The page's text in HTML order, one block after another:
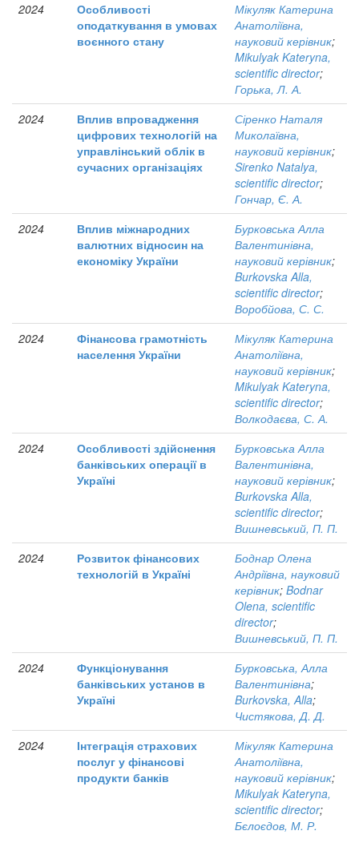
2024
Особливості
оподаткування в умовах
воєнного стану
Мікуляк Катерина
Анатоліївна,
науковий керівник;
Mikulyak Kateryna,
scientific director;
Горька, Л. А.
2024
Вплив впровадження
цифрових технологій на
управлінський облік в
сучасних організаціях
Сіренко Наталя
Миколаївна,
науковий керівник;
Sirenko Natalya,
scientific director;
Гончар, Є. А.
2024
Вплив міжнародних
валютних відносин на
економіку України
Бурковська Алла
Валентинівна,
науковий керівник;
Burkovska Alla,
scientific director;
Воробйова, С. С.
2024
Фінансова грамотність
населення України
Мікуляк Катерина
Анатоліївна,
науковий керівник;
Mikulyak Kateryna,
scientific director;
Волкодаєва, С. А.
2024
Особливості здійснення
банківських операції в
Україні
Бурковська Алла
Валентинівна,
науковий керівник;
Burkovska Alla,
scientific director;
Вишневський, П. П.
2024
Розвиток фінансових
технологій в Україні
Боднар Олена
Андріївна, науковий
керівник; Bodnar
Olena, scientific
director;
Вишневський, П. П.
2024
Функціонування
банківських установ в
Україні
Бурковська, Алла
Валентинівна;
Burkovska, Alla;
Чистякова, Д. Д.
2024
Інтеграція страхових
послуг у фінансові
продукти банків
Мікуляк Катерина
Анатоліївна,
науковий керівник;
Mikulyak Kateryna,
scientific director;
Бєлоєдов, М. Р.